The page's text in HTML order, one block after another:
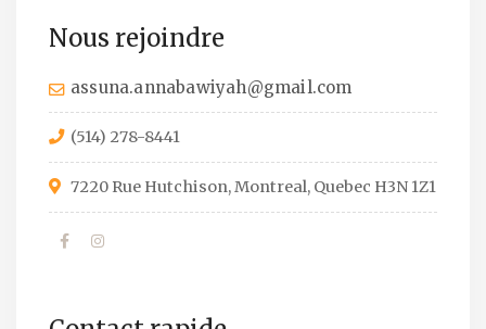
Nous rejoindre
assuna.annabawiyah@gmail.com
(514) 278-8441
7220 Rue Hutchison, Montreal, Quebec H3N 1Z1